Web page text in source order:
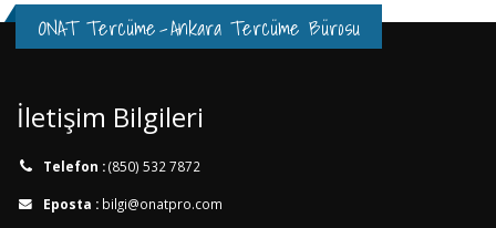
ONAT Tercüme-Ankara Tercüme Bürosu
İletişim Bilgileri
Telefon :(850) 532 7872
Eposta : bilgi@onatpro.com